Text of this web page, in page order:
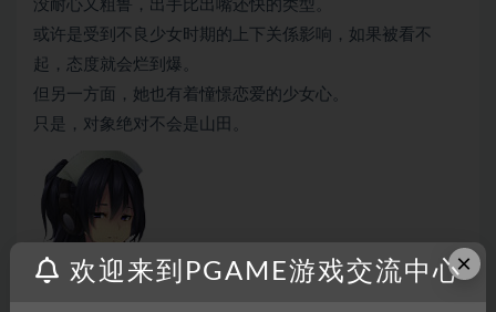
没耐心又粗鲁，出手比出嘴还快的类型。
或许是受到不良少女时期的上下关係影响，如果被看不
起，态度就会烂到爆。
但另一方面，她也有着憧憬恋爱的少女心。
只是，对象绝对不会是山田。
×
欢迎来到PGAME游戏交流中心